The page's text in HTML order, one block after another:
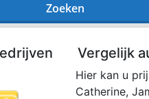
Zoeken
Vergelijk
Hier kan u
Catherine,